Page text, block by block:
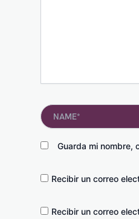
Name*
Guarda mi nombre,
Recibir un correo
Recibir un correo